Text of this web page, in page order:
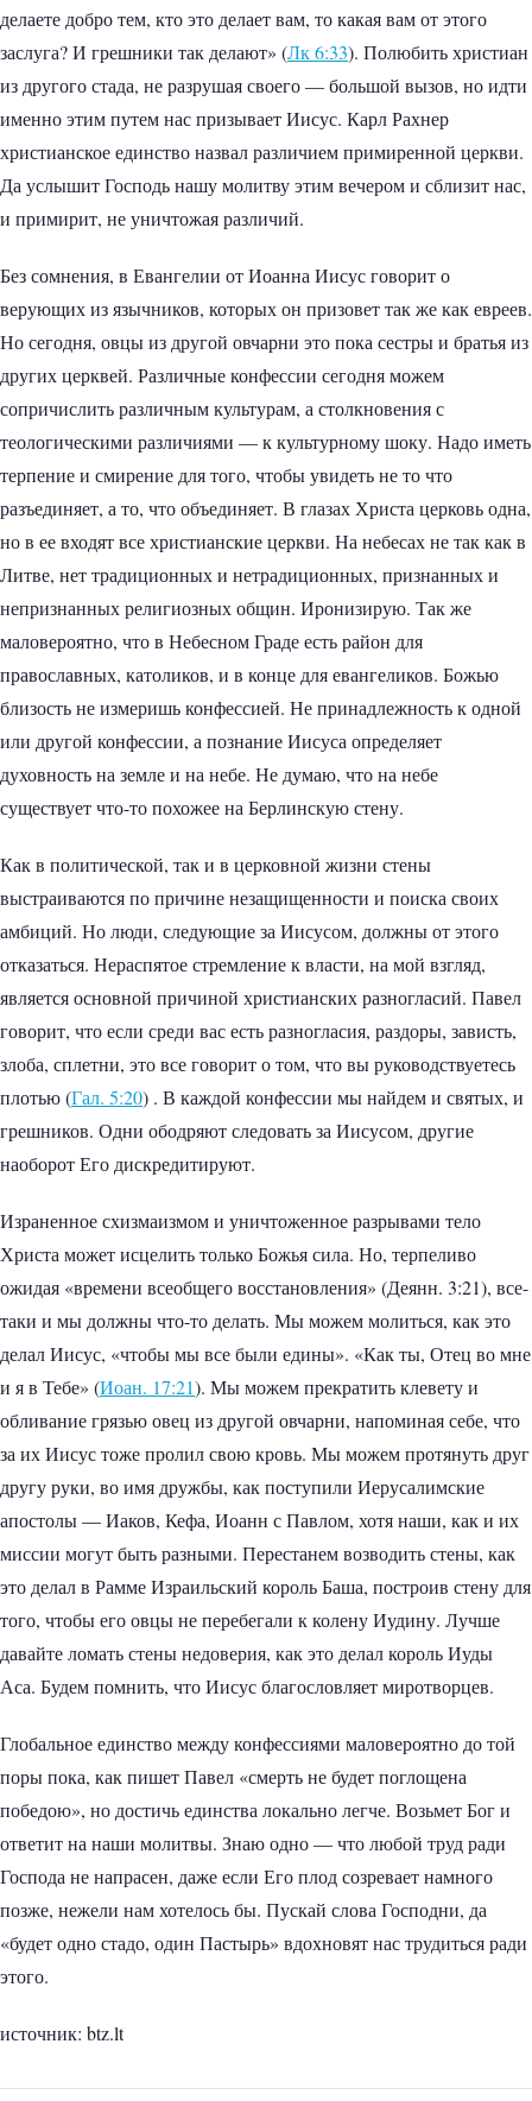
делаете добро тем, кто это делает вам, то какая вам от этого
заслуга? И грешники так делают» (Лк 6:33). Полюбить христиан
из другого стада, не разрушая своего — большой вызов, но идти
именно этим путем нас призывает Иисус. Карл Рахнер
христианское единство назвал различием примиренной церкви.
Да услышит Господь нашу молитву этим вечером и сблизит нас,
и примирит, не уничтожая различий.
Без сомнения, в Евангелии от Иоанна Иисус говорит о
верующих из язычников, которых он призовет так же как евреев.
Но сегодня, овцы из другой овчарни это пока сестры и братья из
других церквей. Различные конфессии сегодня можем
сопричислить различным культурам, а столкновения с
теологическими различиями — к культурному шоку. Надо иметь
терпение и смирение для того, чтобы увидеть не то что
разъединяет, а то, что объединяет. В глазах Христа церковь одна,
но в ее входят все христианские церкви. На небесах не так как в
Литве, нет традиционных и нетрадиционных, признанных и
непризнанных религиозных общин. Иронизирую. Так же
маловероятно, что в Небесном Граде есть район для
православных, католиков, и в конце для евангеликов. Божью
близость не измеришь конфессией. Не принадлежность к одной
или другой конфессии, а познание Иисуса определяет
духовность на земле и на небе. Не думаю, что на небе
существует что-то похожее на Берлинскую стену.
Как в политической, так и в церковной жизни стены
выстраиваются по причине незащищенности и поиска своих
амбиций. Но люди, следующие за Иисусом, должны от этого
отказаться. Нераспятое стремление к власти, на мой взгляд,
является основной причиной христианских разногласий. Павел
говорит, что если среди вас есть разногласия, раздоры, зависть,
злоба, сплетни, это все говорит о том, что вы руководствуетесь
плотью (Гал. 5:20) . В каждой конфессии мы найдем и святых, и
грешников. Одни ободряют следовать за Иисусом, другие
наоборот Его дискредитируют.
Израненное схизмаизмом и уничтоженное разрывами тело
Христа может исцелить только Божья сила. Но, терпеливо
ожидая «времени всеобщего восстановления» (Деянн. 3:21), все-
таки и мы должны что-то делать. Мы можем молиться, как это
делал Иисус, «чтобы мы все были едины». «Как ты, Отец во мне
и я в Тебе» (Иоан. 17:21). Мы можем прекратить клевету и
обливание грязью овец из другой овчарни, напоминая себе, что
за их Иисус тоже пролил свою кровь. Мы можем протянуть друг
другу руки, во имя дружбы, как поступили Иерусалимские
апостолы — Иаков, Кефа, Иоанн с Павлом, хотя наши, как и их
миссии могут быть разными. Перестанем возводить стены, как
это делал в Рамме Израильский король Баша, построив стену для
того, чтобы его овцы не перебегали к колену Иудину. Лучше
давайте ломать стены недоверия, как это делал король Иуды
Аса. Будем помнить, что Иисус благословляет миротворцев.
Глобальное единство между конфессиями маловероятно до той
поры пока, как пишет Павел «смерть не будет поглощена
победою», но достичь единства локально легче. Возьмет Бог и
ответит на наши молитвы. Знаю одно — что любой труд ради
Господа не напрасен, даже если Его плод созревает намного
позже, нежели нам хотелось бы. Пускай слова Господни, да
«будет одно стадо, один Пастырь» вдохновят нас трудиться ради
этого.
источник: btz.lt